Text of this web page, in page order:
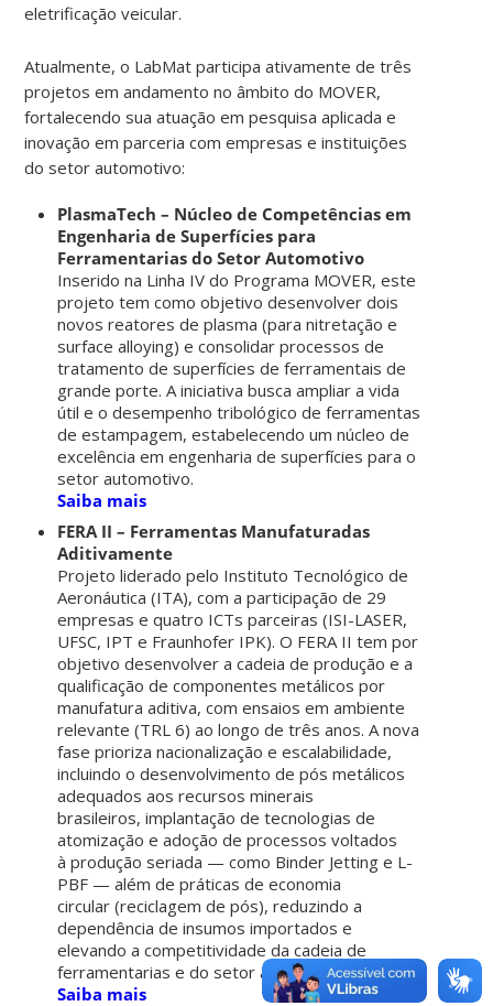
eletrificação veicular.
Atualmente, o LabMat participa ativamente de três
projetos em andamento no âmbito do MOVER,
fortalecendo sua atuação em pesquisa aplicada e
inovação em parceria com empresas e instituições
do setor automotivo:
PlasmaTech – Núcleo de Competências em
Engenharia de Superfícies para
Ferramentarias do Setor Automotivo
Inserido na Linha IV do Programa MOVER, este
projeto tem como objetivo desenvolver dois
novos reatores de plasma (para nitretação e
surface alloying) e consolidar processos de
tratamento de superfícies de ferramentais de
grande porte. A iniciativa busca ampliar a vida
útil e o desempenho tribológico de ferramentas
de estampagem, estabelecendo um núcleo de
excelência em engenharia de superfícies para o
setor automotivo.
Saiba mais
FERA II – Ferramentas Manufaturadas
Aditivamente
Projeto liderado pelo Instituto Tecnológico de
Aeronáutica (ITA), com a participação de 29
empresas e quatro ICTs parceiras (ISI-LASER,
UFSC, IPT e Fraunhofer IPK). O FERA II tem por
objetivo desenvolver a cadeia de produção e a
qualificação de componentes metálicos por
manufatura aditiva, com ensaios em ambiente
relevante (TRL 6) ao longo de três anos. A nova
fase prioriza nacionalização e escalabilidade,
incluindo o desenvolvimento de pós metálicos
adequados aos recursos minerais
brasileiros, implantação de tecnologias de
atomização e adoção de processos voltados
à produção seriada — como Binder Jetting e L-
PBF — além de práticas de economia
circular (reciclagem de pós), reduzindo a
dependência de insumos importados e
elevando a competitividade da cadeia de
ferramentarias e do setor automotivo.
Saiba mais